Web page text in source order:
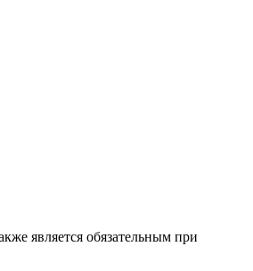
является обязательным при